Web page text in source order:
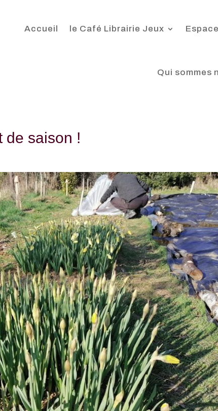
Accueil le Café Librairie Jeux
Qui sommes
de saison !